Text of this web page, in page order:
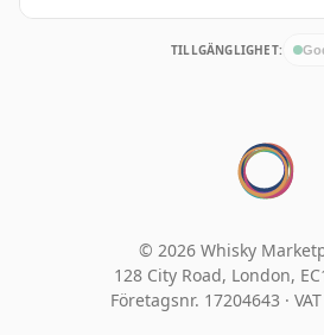
TILLGÄNGLIGHET:
© 2026 Whisky
128 City Road, London,
Företagsnr. 17204643 ·